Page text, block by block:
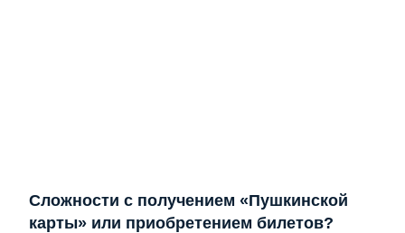
Сложности с получением «Пушкинской
карты» или приобретением билетов?